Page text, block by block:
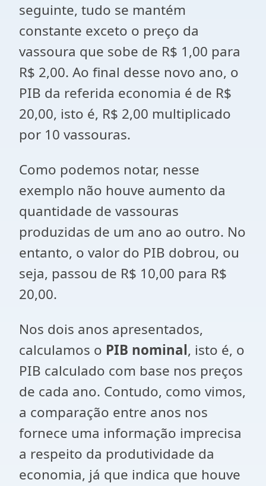
seguinte, tudo se mantém
constante exceto o preço da
vassoura que sobe de R$ 1,00 para
R$ 2,00. Ao final desse novo ano, o
PIB da referida economia é de R$
20,00, isto é, R$ 2,00 multiplicado
por 10 vassouras.
Como podemos notar, nesse
exemplo não houve aumento da
quantidade de vassouras
produzidas de um ano ao outro. No
entanto, o valor do PIB dobrou, ou
seja, passou de R$ 10,00 para R$
20,00.
Nos dois anos apresentados,
calculamos o PIB nominal, isto é, o
PIB calculado com base nos preços
de cada ano. Contudo, como vimos,
a comparação entre anos nos
fornece uma informação imprecisa
a respeito da produtividade da
economia, já que indica que houve